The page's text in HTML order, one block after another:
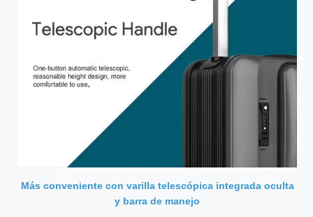
Más conveniente con varilla telescópica integrada oculta
y barra de manejo